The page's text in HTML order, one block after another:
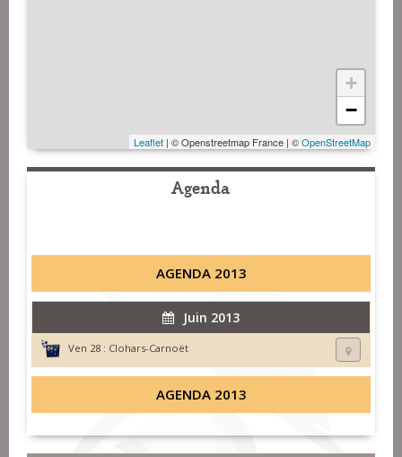
+
−
Leaflet | © Openstreetmap France | ©OpenStreetMap
Agenda
AGENDA 2013
Juin 2013
Ven 28 : Clohars-Carnoët
AGENDA 2013